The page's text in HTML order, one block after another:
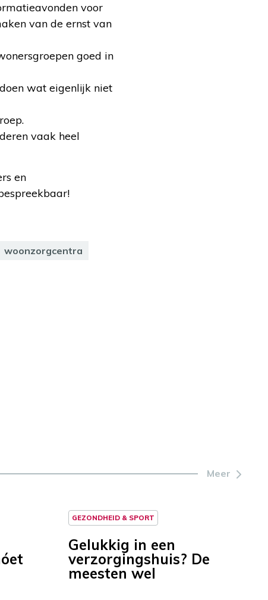
voor
van de ernst van
goed in
wat eigenlijk niet
vaak heel
en
woonzorgcentra
Meer
GEZONDHEID & SPORT
Gelukkig in een
verzorgingshuis? De
meesten wel